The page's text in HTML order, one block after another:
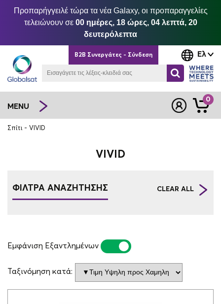
Προπαρήγγειλέ τώρα τα νέα Galaxy, οι προπαραγγελίες
τελειώνουν σε 00 ημέρες, 18 ώρες, 04 λεπτά, 19
δευτερόλεπτα
Ελ
B2B Συνεργάτες - Σύνδεση
MENU
0
Σπίτι VIVID
VIVID
ΦΙΛΤΡΑ ΑΝΑΖΗΤΗΣΗΣ CLEAR ALL
Εμφάνιση Εξαντλημένων
Ταξινόμηση κατά: